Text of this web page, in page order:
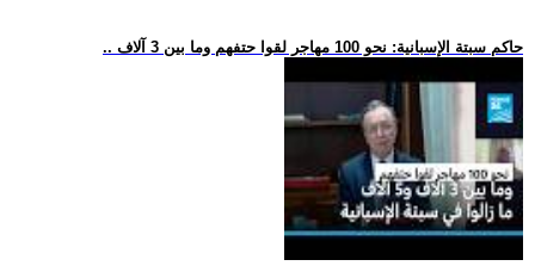
.. حاكم سبتة الإسبانية: نحو 100 مهاجر لقوا حتفهم وما بين 3 آلاف